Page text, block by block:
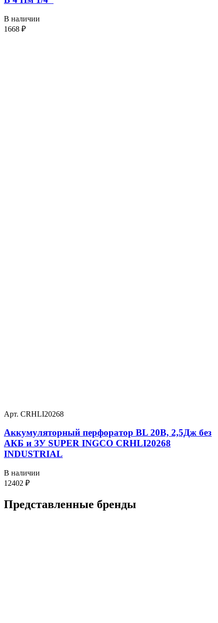
В наличии
1668 ₽
Арт. CRHLI20268
Аккумуляторный перфоратор BL 20В, 2,5Дж без
АКБ и ЗУ SUPER INGCO CRHLI20268
INDUSTRIAL
В наличии
12402 ₽
Представленные бренды